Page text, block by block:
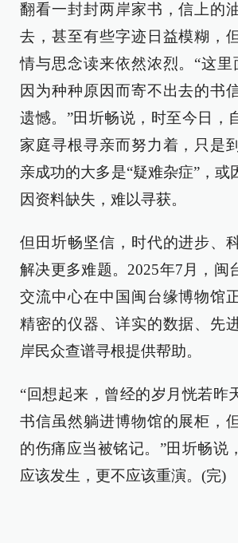
翻看一封封两岸家书，信上的
去，甚至有些字迹日益模糊，
情与思念读来依然浓烈。“这里
因为种种原因而寄不出去的书
遗憾。”田圻畅说，时至今日，
家庭寻根寻亲而努力着，只是
亲成功的大多是“疑难杂症”，或
因资料缺失，难以寻获。
但田圻畅坚信，时代的进步、
解决更多难题。2025年7月，闽
交流中心在中国闽台缘博物馆
精密的仪器、详实的数据、先
岸民众查谱寻根提供帮助。
“回想起来，曾经的岁月恍若昨
书信虽然躺进博物馆的展柜，
的伤痛应当被铭记。”田圻畅说
应该发生，更不应该重演。(完)